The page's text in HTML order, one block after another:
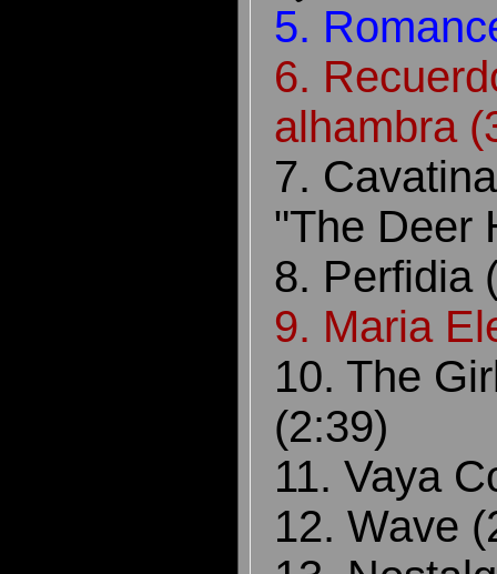
5.
6.
alhambra
7.
"The Deer
8. Perfidia
9. Maria
10. The
(2:39)
11. Vaya
12. Wave